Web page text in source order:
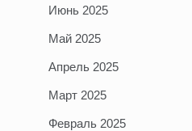
Июнь 2025
Май 2025
Апрель 2025
Март 2025
Февраль 2025